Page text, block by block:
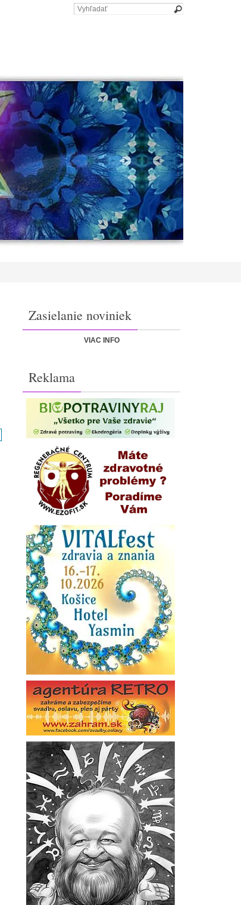
Zasielanie noviniek
VIAC INFO
Reklama